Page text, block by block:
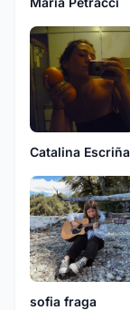
Catalina Escriña
sofia fraga